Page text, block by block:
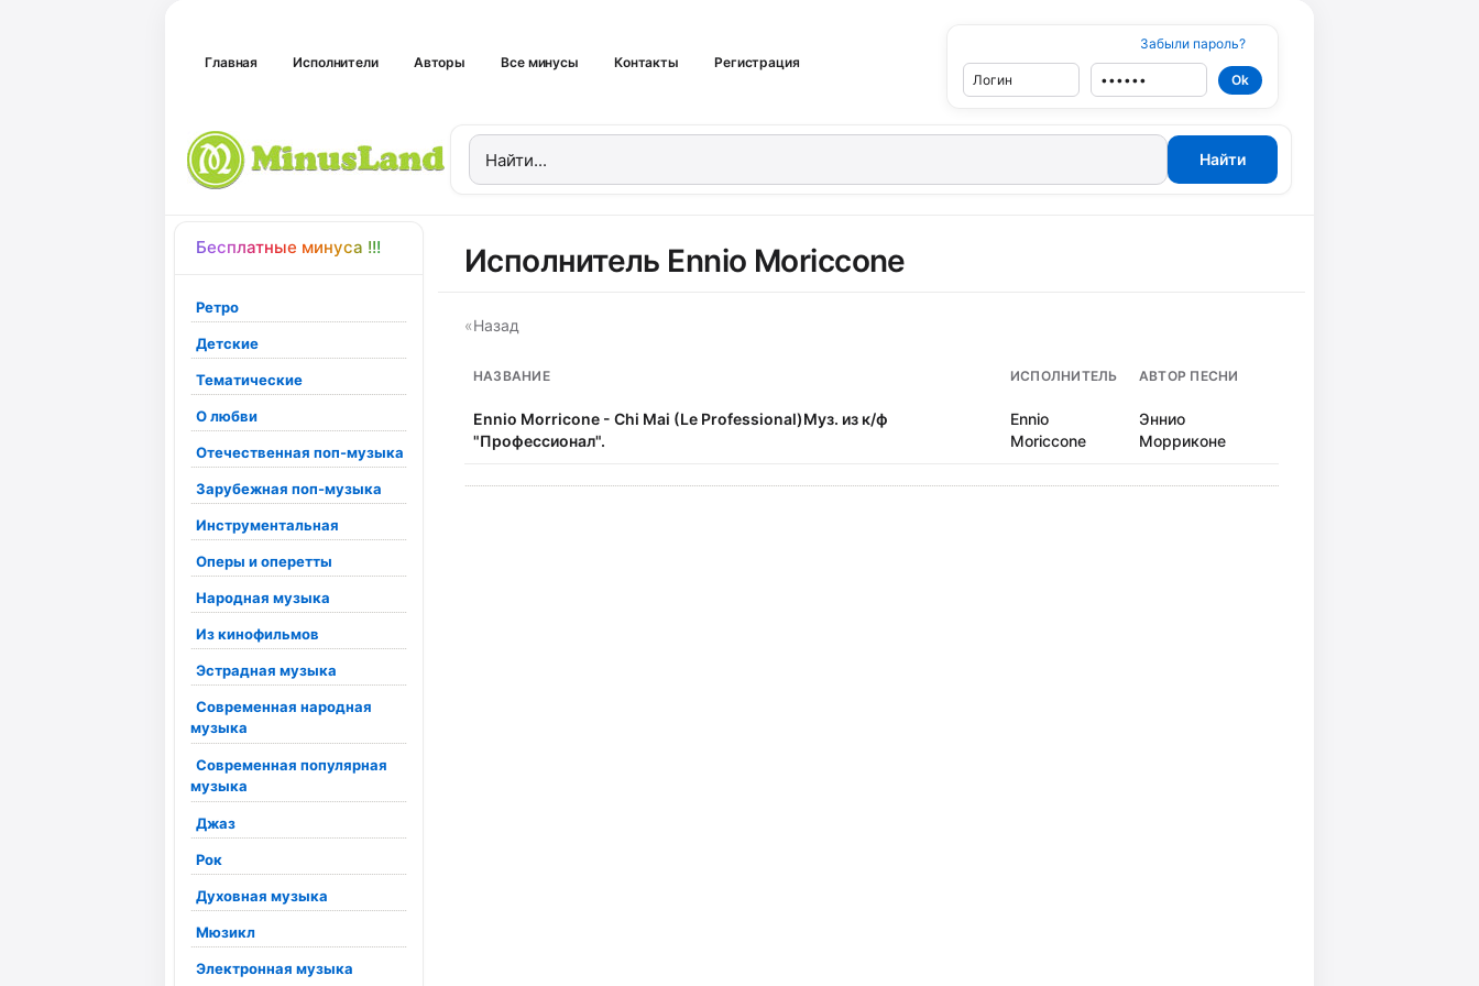
Главная Исполнители Авторы Все минусы Контакты Регистрация
Забыли пароль?
Бесплатные минуса !!!
Ретро
Детские
Тематические
О любви
Отечественная поп-музыка
Зарубежная поп-музыка
Инструментальная
Оперы и оперетты
Народная музыка
Из кинофильмов
Эстрадная музыка
Современная народная
музыка
Современная популярная
музыка
Джаз
Рок
Духовная музыка
Мюзикл
Электронная музыка
Исполнитель Ennio Moriccone
«Назад
НАЗВАНИЕ ИСПОЛНИТЕЛЬ АВТОР ПЕСНИ
Ennio Morricone - Chi Mai (Le Professional)Муз. из к/ф
"Профессионал".
Ennio
Moriccone
Эннио
Морриконе